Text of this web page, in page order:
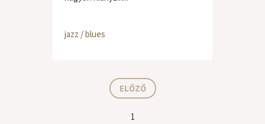
jazz / blues
ELŐZŐ
1